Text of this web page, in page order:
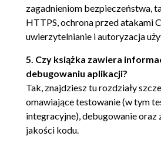
Testy jednostkowe 62
Tworzenie atrap 62
Refaktoryzacja
Pisanie
Utrzymanie testów
Pokrycie testami
Testy integracyjne 67
Lintowanie 69
zagadnieniom bezpieczeństwa,
HTTPS, ochrona przed atakami
uwierzytelnianie i autoryzacja
5. Czy książka zawiera
debugowaniu aplikacji?
Tak, znajdziesz tu rozdziały
omawiające testowanie (w tym
integracyjne), debugowanie oraz
jakości kodu.